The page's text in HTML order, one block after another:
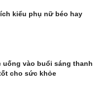
kiểu phụ nữ béo hay
uống vào buổi sáng thanh
cho sức khỏe